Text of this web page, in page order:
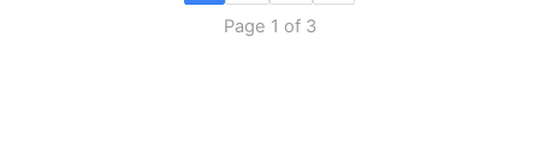
Page 1 of 3